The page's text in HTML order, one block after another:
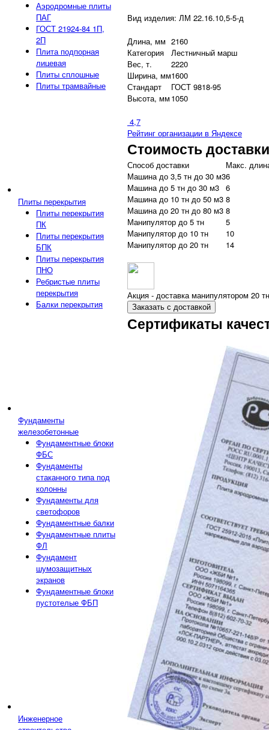
Аэродромные плиты
ПАГ
ГОСТ 21924-84 1П,
2П
Плита подпорная
лицевая
Плиты сплошные
Плиты трамвайные
Плиты перекрытия
Плиты перекрытия
ПК
Плиты перекрытия
БПК
Плиты перекрытия
ПНО
Ребристые плиты
перекрытия
Балки перекрытия
Фундаменты
железобетонные
Фундаментные блоки
ФБС
Фундаменты
стаканного типа под
колонны
Фундаменты для
светофоров
Фундаментные балки
Фундаментные плиты
ФЛ
Фундамент
шумозащитных
экранов
Фундаментные блоки
пустотелые ФБП
Инженерное
Вид изделия: ЛМ 22.16.10,5-5-д
Длина, мм 2160
Категория
Лестничный марш
Вес, т.
2220
Ширина, мм1600
Стандарт
ГОСТ 9818-95
Высота, мм 1050
4,7
Рейтинг организации в Яндексе
Стоимость доставки
Способ доставки
Макс.
Машина до 3,5 тн до 30 м36
Машина до 5 тн до 30 м3 6
Машина до 10 тн до 50 м3 8
Машина до 20 тн до 80 м3 8
Манипулятор до 5 тн
5
Манипулятор до 10 тн
10
Манипулятор до 20 тн
14
Акция - доставка манипулятором 20
Заказать с доставкой
Сертификаты